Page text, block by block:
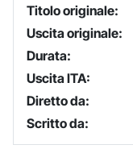
Titolo originale:
Uscita originale:
Durata:
Uscita ITA:
Diretto da:
Scritto da: